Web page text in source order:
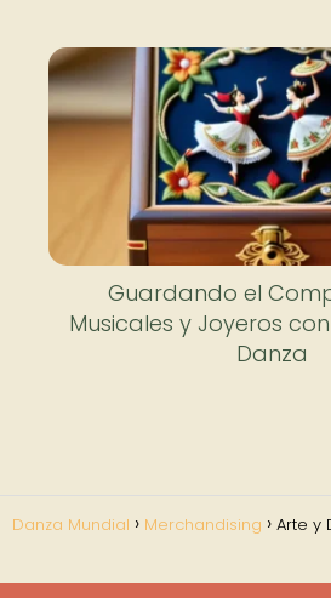
Guardando el
Musicales y Joyeros
Danza
Danza Mundial Merchandising Arte y